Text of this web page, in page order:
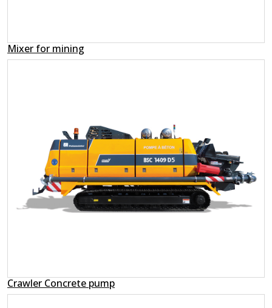
Mixer for mining
Crawler Concrete pump